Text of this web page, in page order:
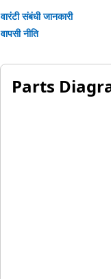
वारंटी संबंधी जानकारी
वापसी नीति
Parts